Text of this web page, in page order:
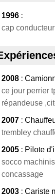
1996 :
cap
2008 :
ce jour perrier
répandeuse
2007 :
trembley
2005 : Pilote
socco
concassage
2003 : Cariste